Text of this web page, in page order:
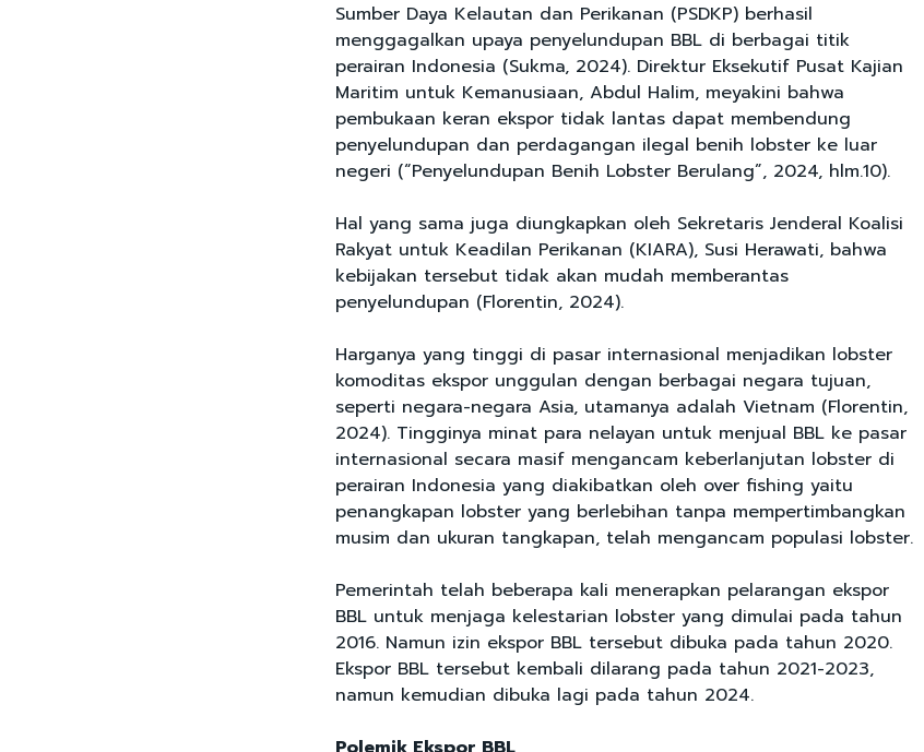
Sumber Daya Kelautan dan Perikanan (PSDKP) berhasil
menggagalkan upaya penyelundupan BBL di berbagai titik
perairan Indonesia (Sukma, 2024). Direktur Eksekutif Pusat Kajian
Maritim untuk Kemanusiaan, Abdul Halim, meyakini bahwa
pembukaan keran ekspor tidak lantas dapat membendung
penyelundupan dan perdagangan ilegal benih lobster ke luar
negeri (“Penyelundupan Benih Lobster Berulang”, 2024, hlm.10).
Hal yang sama juga diungkapkan oleh Sekretaris Jenderal Koalisi
Rakyat untuk Keadilan Perikanan (KIARA), Susi Herawati, bahwa
kebijakan tersebut tidak akan mudah memberantas
penyelundupan (Florentin, 2024).
Harganya yang tinggi di pasar internasional menjadikan lobster
komoditas ekspor unggulan dengan berbagai negara tujuan,
seperti negara-negara Asia, utamanya adalah Vietnam (Florentin,
2024). Tingginya minat para nelayan untuk menjual BBL ke pasar
internasional secara masif mengancam keberlanjutan lobster di
perairan Indonesia yang diakibatkan oleh over fishing yaitu
penangkapan lobster yang berlebihan tanpa mempertimbangkan
musim dan ukuran tangkapan, telah mengancam populasi lobster.
Pemerintah telah beberapa kali menerapkan pelarangan ekspor
BBL untuk menjaga kelestarian lobster yang dimulai pada tahun
2016. Namun izin ekspor BBL tersebut dibuka pada tahun 2020.
Ekspor BBL tersebut kembali dilarang pada tahun 2021-2023,
namun kemudian dibuka lagi pada tahun 2024.